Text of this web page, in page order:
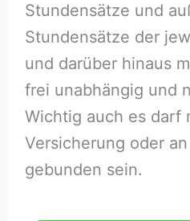
Stundensätze und
Stundensätze der
und darüber hinaus
frei unabhängig und
Wichtig auch es darf
Versicherung oder
gebunden sein.